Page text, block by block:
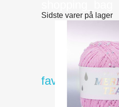
Sidste varer på lager
favorite_border